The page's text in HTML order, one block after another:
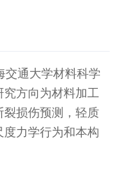
岛成套大锻件，
大装备建...
交通大学材料科学
方向为材料加工
损伤预测，轻质
力学行为和本构